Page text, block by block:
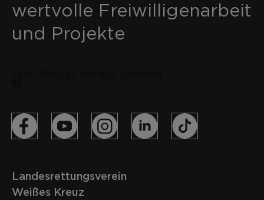
wertvolle Freiwilligenarbeit
und Projekte
Landesrettungsverein
Weißes Kreuz